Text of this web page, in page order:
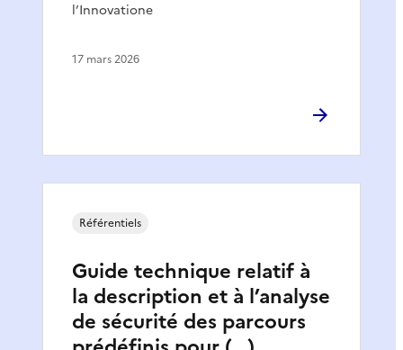
l’Innovatione
17 mars 2026
Guide technique relatif à
la description et à l’analyse
de sécurité des parcours
Référentiels